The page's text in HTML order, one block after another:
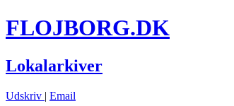
FLOJBORG.DK
Lokalarkiver
Udskriv | Email